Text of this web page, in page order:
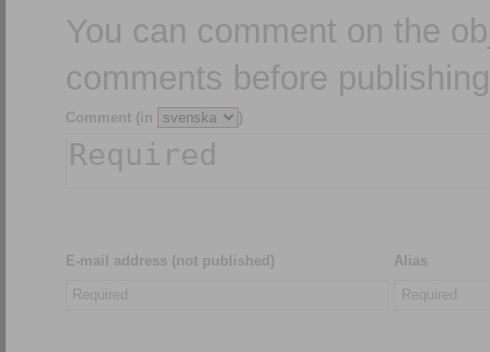
You can comment on the
comments before
Comment (in )
E-mail address (not published) Alias